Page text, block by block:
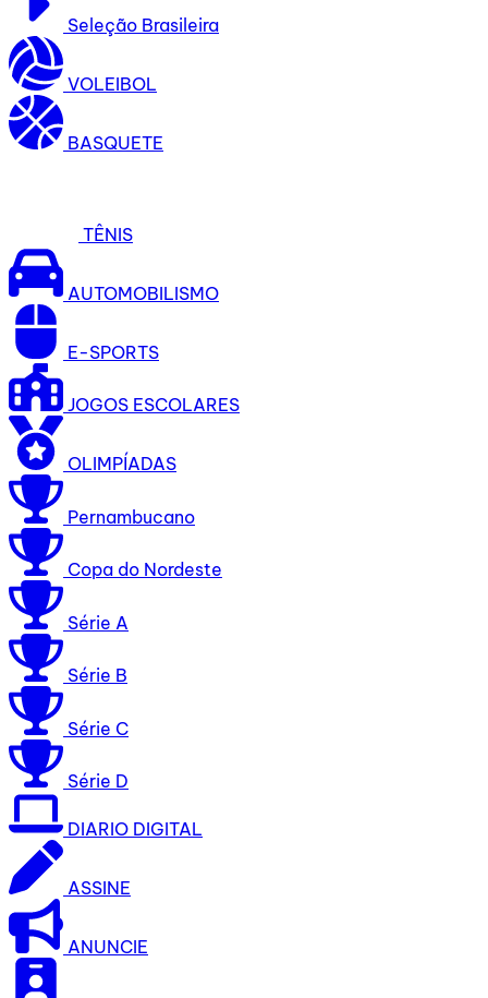
Seleção Brasileira
VOLEIBOL
BASQUETE
TÊNIS
AUTOMOBILISMO
E-SPORTS
JOGOS ESCOLARES
OLIMPÍADAS
Pernambucano
Copa do Nordeste
Série A
Série B
Série C
Série D
DIARIO DIGITAL
ASSINE
ANUNCIE